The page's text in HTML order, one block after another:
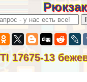
17675-13